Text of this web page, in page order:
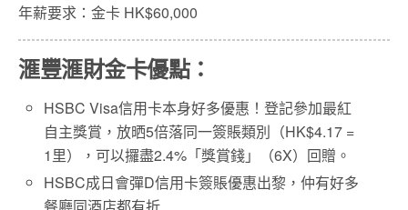
年薪要求：金卡 HK$60,000
滙豐滙財金卡優點：
HSBC Visa信用卡本身好多優惠！登記參加最紅
自主獎賞，放晒5倍落同一簽賬類別（HK$4.17 =
1里），可以攞盡2.4%「獎賞錢」（6X）回贈。
HSBC成日會彈D信用卡簽賬優惠出黎，仲有好多
餐廳同酒店都有折